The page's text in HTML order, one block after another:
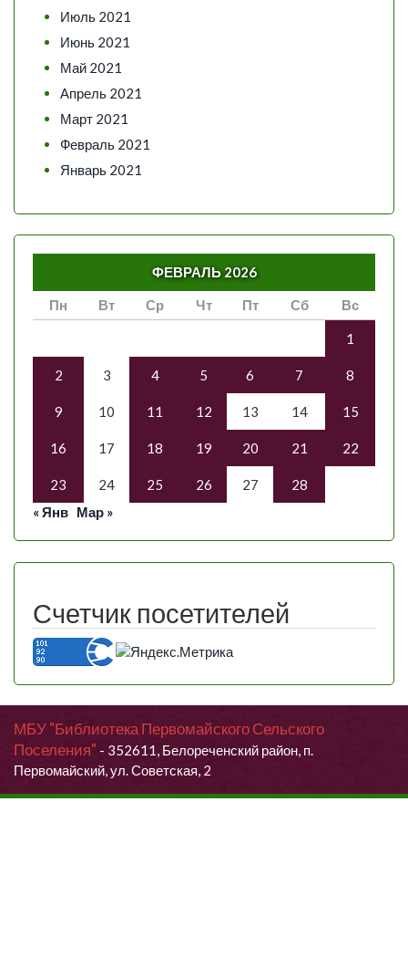
Июль 2021
Июнь 2021
Май 2021
Апрель 2021
Март 2021
Февраль 2021
Январь 2021
ФЕВРАЛЬ 2026
Пн
Вт Ср Чт Пт Сб Вс
1
2 3 4 5 6 7 8
9 10 11 12 13 14 15
16 17 18 19 20 21 22
23 24 25 26 27
28
« Янв Мар »
Счетчик посетителей
МБУ "Библиотека Первомайского Сельского
Поселения" - 352611, Белореченский район, п.
Первомайский, ул. Советская, 2